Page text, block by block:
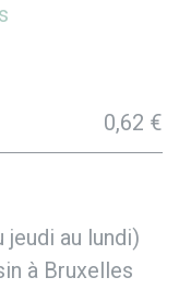
0,62 €
au lundi)
à Bruxelles